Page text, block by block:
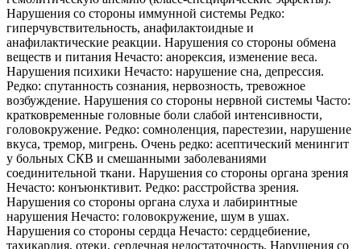
Нарушения со стороны иммунной системы Редко:
гиперчувствительность, анафилактоидные и
анафилактические реакции. Нарушения со стороны обмена
веществ и питания Нечасто: анорексия, изменение веса.
Нарушения психики Нечасто: нарушение сна, депрессия.
Редко: спутанность сознания, нервозность, тревожное
возбуждение. Нарушения со стороны нервной системы Часто:
кратковременные головные боли слабой интенсивности,
головокружение. Редко: сомноленция, парестезии, нарушение
вкуса, тремор, мигрень. Очень редко: асептический менингит
у больных СКВ и смешанными заболеваниями
соединительной ткани. Нарушения со стороны органа зрения
Нечасто: конъюнктивит. Редко: расстройства зрения.
Нарушения со стороны органа слуха и лабиринтные
нарушения Нечасто: головокружение, шум в ушах.
Нарушения со стороны сердца Нечасто: сердцебиение,
тахикардия, отеки, сердечная недостаточность. Нарушения со